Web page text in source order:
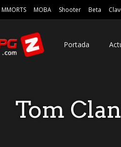
MMORTS MOBA Shooter Beta
Portada
Tom